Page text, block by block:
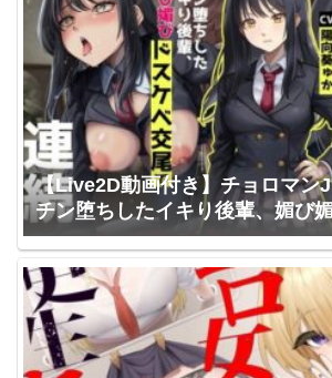
山田じぇみ子 MOMOKA。
【Live2D動画付き】チョロマン
チン堕ちしたイキり後輩、媚び
交尾で連続オホ声絶頂 / フォレ
バン / 陽向葵ゅか